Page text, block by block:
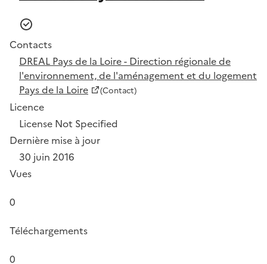
Contacts
DREAL Pays de la Loire - Direction régionale de
l'environnement, de l'aménagement et du logement
Pays de la Loire
(Contact)
Licence
License Not Specified
Dernière mise à jour
30 juin 2016
Vues
0
Téléchargements
0